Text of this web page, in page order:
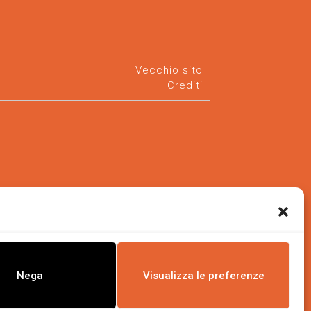
Nega Visualizza le preferenze
Vecchio sito
Crediti